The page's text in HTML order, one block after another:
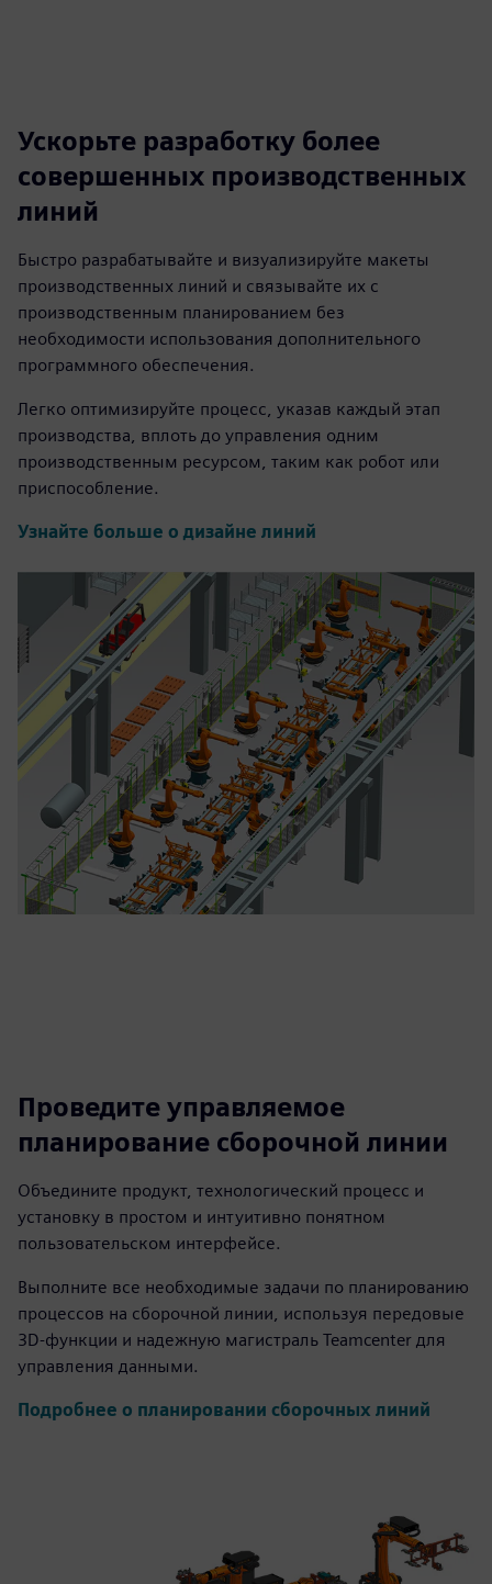
Ускорьте разработку более
совершенных производственных
линий
Быстро разрабатывайте и визуализируйте макеты
производственных линий и связывайте их с
производственным планированием без
необходимости использования дополнительного
программного обеспечения.
Легко оптимизируйте процесс, указав каждый этап
производства, вплоть до управления одним
производственным ресурсом, таким как робот или
приспособление.
Узнайте больше о дизайне линий
Проведите управляемое
планирование сборочной линии
Объедините продукт, технологический процесс и
установку в простом и интуитивно понятном
пользовательском интерфейсе.
Выполните все необходимые задачи по планированию
процессов на сборочной линии, используя передовые
3D-функции и надежную магистраль Teamcenter для
управления данными.
Подробнее о планировании сборочных линий